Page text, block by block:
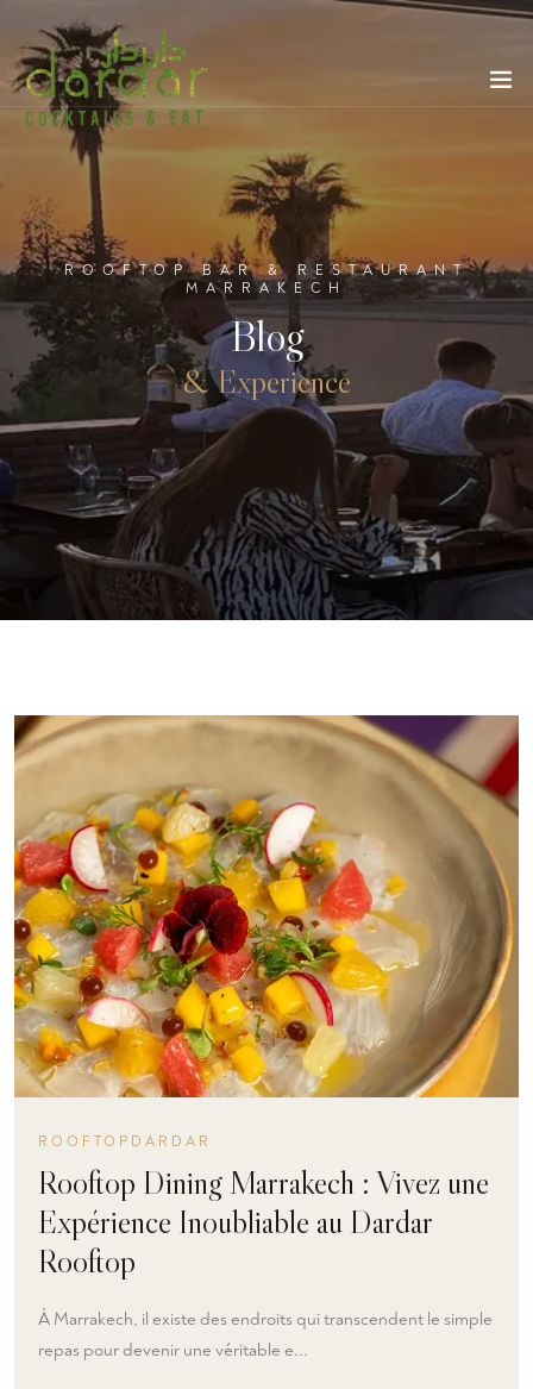
ROOFTOP BAR & RESTAURANT
MARRAKECH
Blog
& Experience
ROOFTOPDARDAR
Rooftop Dining Marrakech : Vivez une
Expérience Inoubliable au Dardar
Rooftop
À Marrakech, il existe des endroits qui transcendent le simple
repas pour devenir une véritable e...